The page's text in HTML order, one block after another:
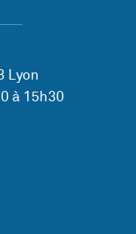
Lyon
à 15h30